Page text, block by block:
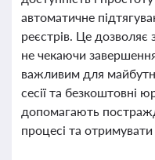
автоматичне
реєстрів. Це дозволяє
не чекаючи
важливим для
сесії та безкоштовні
допомагають
процесі та